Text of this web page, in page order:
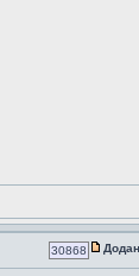
30868